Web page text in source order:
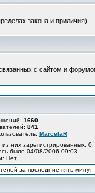
закона и приличия)
с сайтом и
1660
841
MarcelaR
, из них зарегистрированных:
было 04/08/2006 09:03
Нет
за последние пять минут